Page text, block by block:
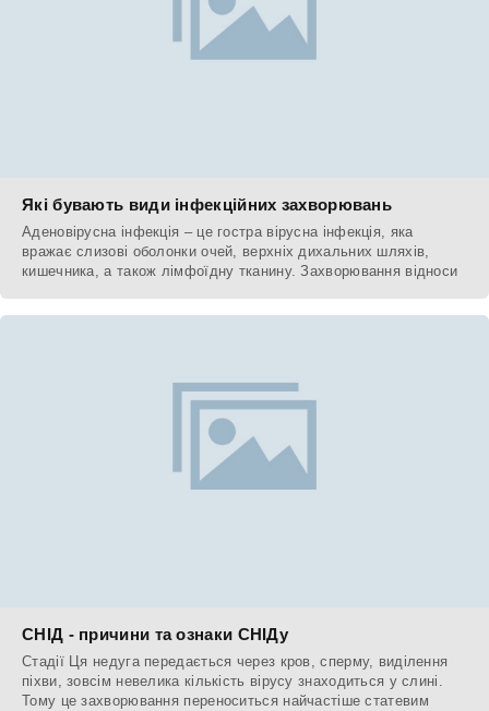
Які бувають види інфекційних захворювань
Аденовірусна інфекція – це гостра вірусна інфекція, яка
вражає слизові оболонки очей, верхніх дихальних шляхів,
кишечника, а також лімфоїдну тканину. Захворювання відноси
СНІД - причини та ознаки СНІДу
Стадії Ця недуга передається через кров, сперму, виділення
піхви, зовсім невелика кількість вірусу знаходиться у слині.
Тому це захворювання переноситься найчастіше статевим